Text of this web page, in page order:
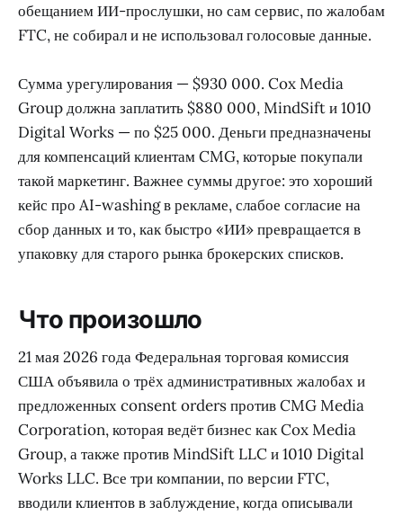
обещанием ИИ-прослушки, но сам сервис, по жалобам
FTC, не собирал и не использовал голосовые данные.
Сумма урегулирования — $930 000. Cox Media
Group должна заплатить $880 000, MindSift и 1010
Digital Works — по $25 000. Деньги предназначены
для компенсаций клиентам CMG, которые покупали
такой маркетинг. Важнее суммы другое: это хороший
кейс про AI-washing в рекламе, слабое согласие на
сбор данных и то, как быстро «ИИ» превращается в
упаковку для старого рынка брокерских списков.
Что произошло
21 мая 2026 года Федеральная торговая комиссия
США объявила о трёх административных жалобах и
предложенных consent orders против CMG Media
Corporation, которая ведёт бизнес как Cox Media
Group, а также против MindSift LLC и 1010 Digital
Works LLC. Все три компании, по версии FTC,
вводили клиентов в заблуждение, когда описывали